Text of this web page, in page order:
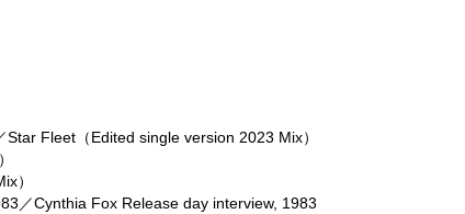
Fleet（Edited single version 2023 Mix）
）
／Cynthia Fox Release day interview, 1983